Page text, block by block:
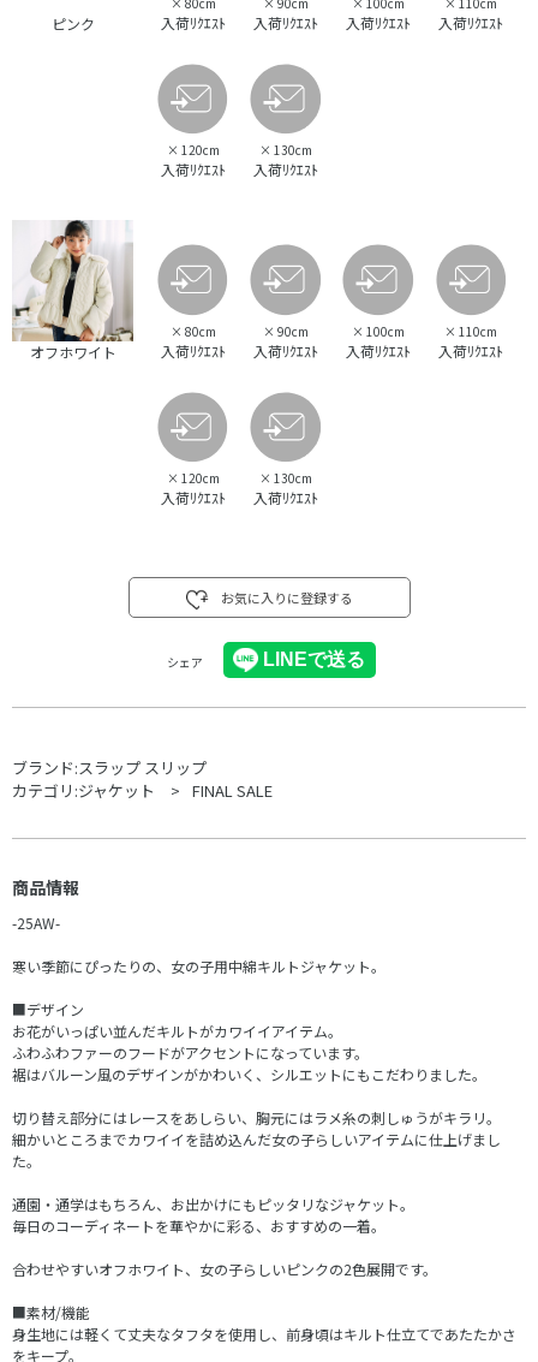
ピンク 入荷ﾘｸｴｽﾄ 入荷ﾘｸｴｽﾄ 入荷ﾘｸｴｽﾄ 入荷ﾘｸｴｽﾄ
× 120cm
入荷ﾘｸｴｽﾄ
× 130cm
入荷ﾘｸｴｽﾄ
オフホワイト
× 80cm
入荷ﾘｸｴｽﾄ
× 90cm
入荷ﾘｸｴｽﾄ
× 100cm
入荷ﾘｸｴｽﾄ
× 110cm
入荷ﾘｸｴｽﾄ
× 120cm
入荷ﾘｸｴｽﾄ
× 130cm
入荷ﾘｸｴｽﾄ
お気に入りに登録する
シェア
ブランド:スラップ スリップ
カテゴリ:ジャケット FINAL SALE
商品情報
-25AW-
寒い季節にぴったりの、女の子用中綿キルトジャケット。
■デザイン
お花がいっぱい並んだキルトがカワイイアイテム。
ふわふわファーのフードがアクセントになっています。
裾はバルーン風のデザインがかわいく、シルエットにもこだわりました。
切り替え部分にはレースをあしらい、胸元にはラメ糸の刺しゅうがキラリ。
細かいところまでカワイイを詰め込んだ女の子らしいアイテムに仕上げまし
た。
通園・通学はもちろん、お出かけにもピッタリなジャケット。
毎日のコーディネートを華やかに彩る、おすすめの一着。
合わせやすいオフホワイト、女の子らしいピンクの2色展開です。
■素材/機能
身生地には軽くて丈夫なタフタを使用し、前身頃はキルト仕立てであたたかさ
をキープ。